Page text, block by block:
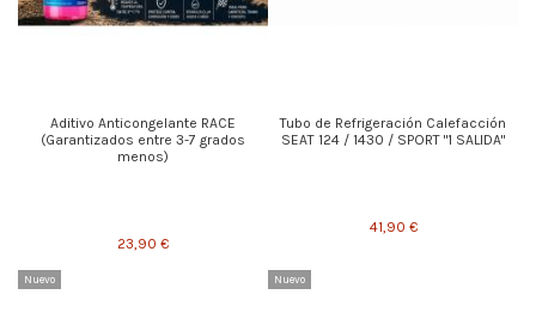
Aditivo Anticongelante RACE
(Garantizados entre 3-7 grados
menos)
23,90 €
Tubo de Refrigeración Calefacción
SEAT 124 / 1430 / SPORT "1 SALIDA"
41,90 €
Nuevo Nuevo